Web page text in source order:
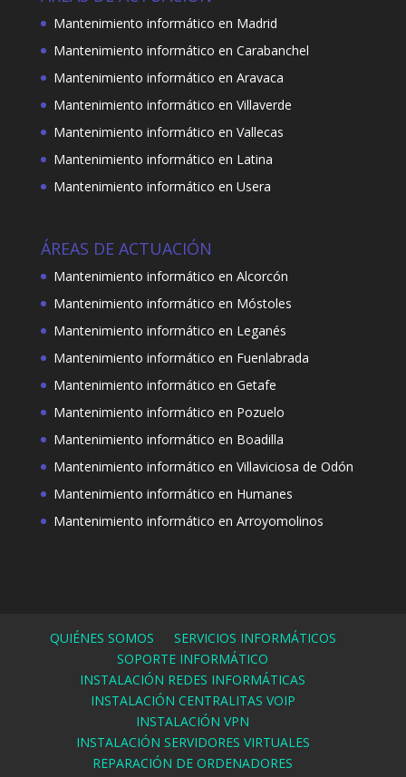
Mantenimiento informático en Madrid
Mantenimiento informático en Carabanchel
Mantenimiento informático en Aravaca
Mantenimiento informático en Villaverde
Mantenimiento informático en Vallecas
Mantenimiento informático en Latina
Mantenimiento informático en Usera
ÁREAS DE ACTUACIÓN
Mantenimiento informático en Alcorcón
Mantenimiento informático en Móstoles
Mantenimiento informático en Leganés
Mantenimiento informático en Fuenlabrada
Mantenimiento informático en Getafe
Mantenimiento informático en Pozuelo
Mantenimiento informático en Boadilla
Mantenimiento informático en Villaviciosa de Odón
Mantenimiento informático en Humanes
Mantenimiento informático en Arroyomolinos
QUIÉNES SOMOS
SERVICIOS INFORMÁTICOS
SOPORTE INFORMÁTICO
INSTALACIÓN REDES INFORMÁTICAS
INSTALACIÓN CENTRALITAS VOIP
INSTALACIÓN VPN
INSTALACIÓN SERVIDORES VIRTUALES
REPARACIÓN DE ORDENADORES